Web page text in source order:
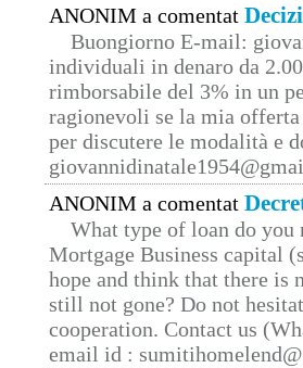
ANONIM a comentat
Buongiorno E-mail:
individuali in denaro da
rimborsabile del 3% in un
ragionevoli se la mia
per discutere le modalità e
ANONIM a comentat
What type of loan do you
Mortgage Business capital
hope and think that there is
still not gone? Do not
cooperation. Contact us
email id :